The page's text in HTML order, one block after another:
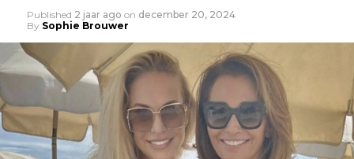
Published 2 jaar ago on december 20, 2024
By Sophie Brouwer